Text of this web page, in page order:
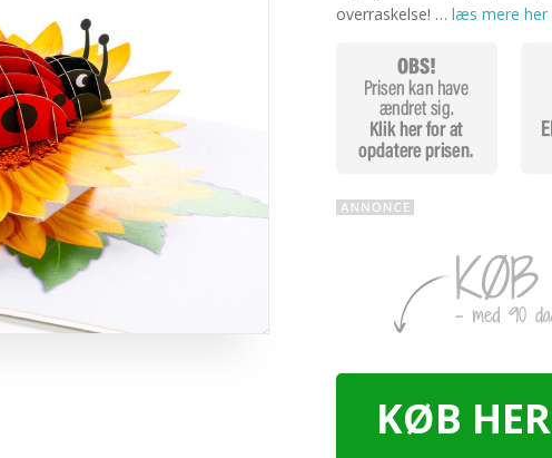
overraskelse! … læs mere her
KØB HER